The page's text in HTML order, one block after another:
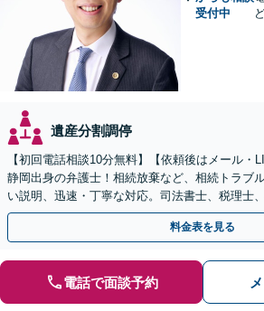
受付中
遺産分割調停
【初回電話相談10分無料】【依頼後はメール・
静岡出身の弁護士！相続放棄など、相続トラブ
い説明、迅速・丁寧な対応。司法書士、税理士
し、遺産相続をトータルサポート【完全個室相
料金表を見る
電話で面談予約